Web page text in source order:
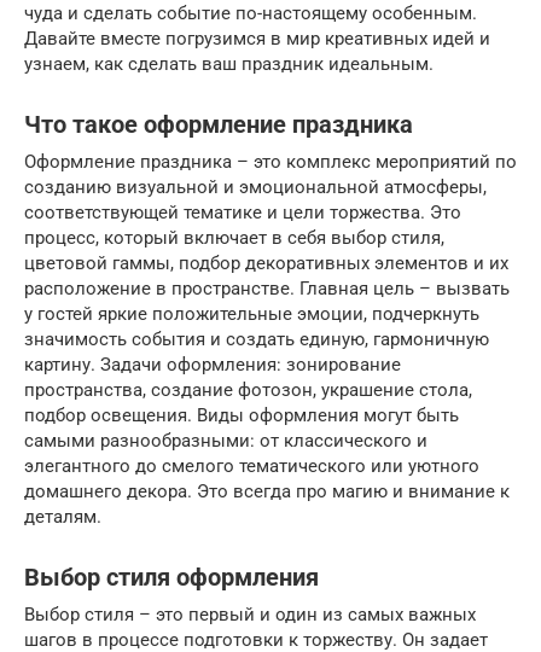
чуда и сделать событие по-настоящему особенным.
Давайте вместе погрузимся в мир креативных идей и
узнаем, как сделать ваш праздник идеальным.
Что такое оформление праздника
Оформление праздника – это комплекс мероприятий по
созданию визуальной и эмоциональной атмосферы,
соответствующей тематике и цели торжества. Это
процесс, который включает в себя выбор стиля,
цветовой гаммы, подбор декоративных элементов и их
расположение в пространстве. Главная цель – вызвать
у гостей яркие положительные эмоции, подчеркнуть
значимость события и создать единую, гармоничную
картину. Задачи оформления: зонирование
пространства, создание фотозон, украшение стола,
подбор освещения. Виды оформления могут быть
самыми разнообразными: от классического и
элегантного до смелого тематического или уютного
домашнего декора. Это всегда про магию и внимание к
деталям.
Выбор стиля оформления
Выбор стиля – это первый и один из самых важных
шагов в процессе подготовки к торжеству. Он задает